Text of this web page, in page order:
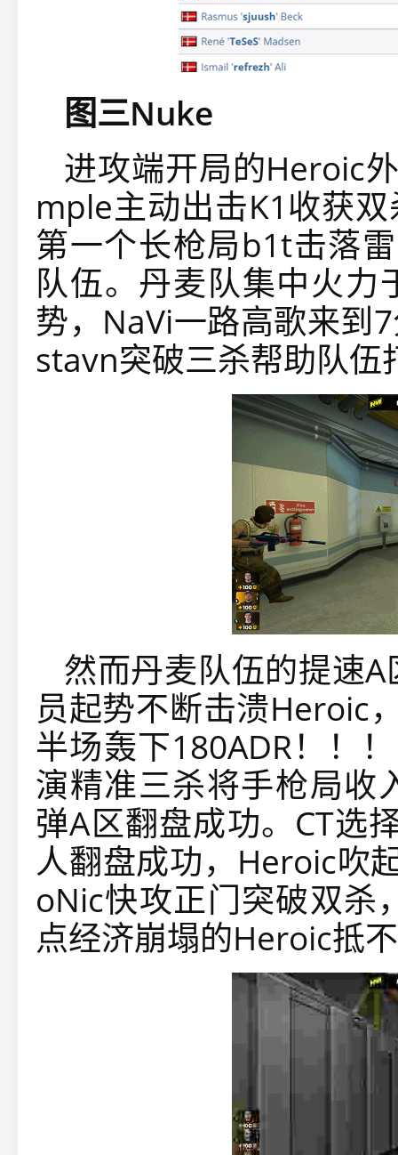
图三Nuke
进攻端开局的Heroic
mple主动出击K1收获
第一个长枪局b1t击落
队伍。丹麦队集中火力
势，NaVi一路高歌来到
stavn突破三杀帮助队伍
然而丹麦队伍的提速
员起势不断击溃Heroic
半场轰下180ADR！！
演精准三杀将手枪局收
弹A区翻盘成功。CT选
人翻盘成功，Heroic吹
oNic快攻正门突破双杀
点经济崩塌的Heroic抵